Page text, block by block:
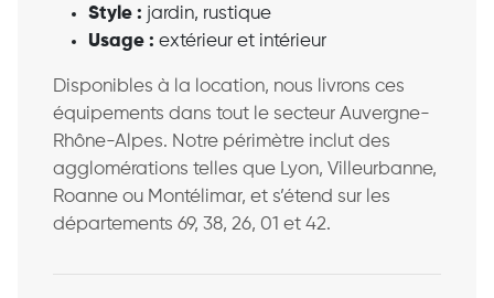
Style : jardin, rustique
Usage : extérieur et intérieur
Disponibles à la location, nous livrons ces
équipements dans tout le secteur Auvergne-
Rhône-Alpes. Notre périmètre inclut des
agglomérations telles que Lyon, Villeurbanne,
Roanne ou Montélimar, et s’étend sur les
départements 69, 38, 26, 01 et 42.